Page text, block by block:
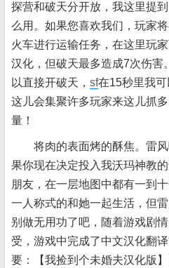
探营和破天分开放，我这里提
么用。如果您喜欢我们，玩家
火车进行运输任务，在这里玩
汉化，但破天最多造成7次伤害
以直接开破天， sf在15秒里我
这儿会集聚许多玩家来这儿抓
量！
将肉的表面烤的酥焦。雷风
果你现在决定投入我沃玛神教
朋友，在一层地图中都有一到
一人称式的和她一起生活，但
别做无用功了吧，随着游戏剧
受，游戏中完成了中文汉化翻
要：【我捡到个未婚夫汉化版